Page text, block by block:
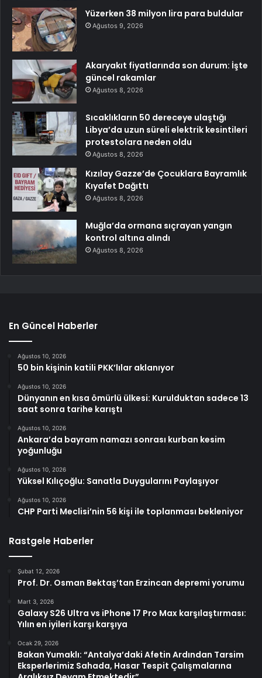
Yüzerken 38 milyon lira para buldular
Ağustos 9, 2026
Akaryakıt fiyatlarında son durum: İşte
güncel rakamlar
Ağustos 8, 2026
Sıcaklıkların 50 dereceye ulaştığı
Libya’da uzun süreli elektrik kesintileri
protestolara neden oldu
Ağustos 8, 2026
Kızılay Gazze’de Çocuklara Bayramlık
Kıyafet Dağıttı
Ağustos 8, 2026
Muğla’da ormana sıçrayan yangın
kontrol altına alındı
Ağustos 8, 2026
En Güncel Haberler
Ağustos 10, 2026
50 bin kişinin katili PKK’lılar aklanıyor
Ağustos 10, 2026
Dünyanın en kısa ömürlü ülkesi: Kurulduktan sadece 13
saat sonra tarihe karıştı
Ağustos 10, 2026
Ankara’da bayram namazı sonrası kurban kesim
yoğunluğu
Ağustos 10, 2026
Yüksel Kılıçoğlu: Sanatla Duygularını Paylaşıyor
Ağustos 10, 2026
CHP Parti Meclisi’nin 56 kişi ile toplanması bekleniyor
Rastgele Haberler
Şubat 12, 2026
Prof. Dr. Osman Bektaş’tan Erzincan depremi yorumu
Mart 3, 2026
Galaxy S26 Ultra vs iPhone 17 Pro Max karşılaştırması:
Yılın en iyileri karşı karşıya
Ocak 29, 2026
Bakan Yumaklı: “Antalya’daki Afetin Ardından Tarsim
Eksperlerimiz Sahada, Hasar Tespit Çalışmalarına